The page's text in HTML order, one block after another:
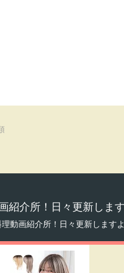
紹介所！日々更新します
動画紹介所！日々更新しますよ